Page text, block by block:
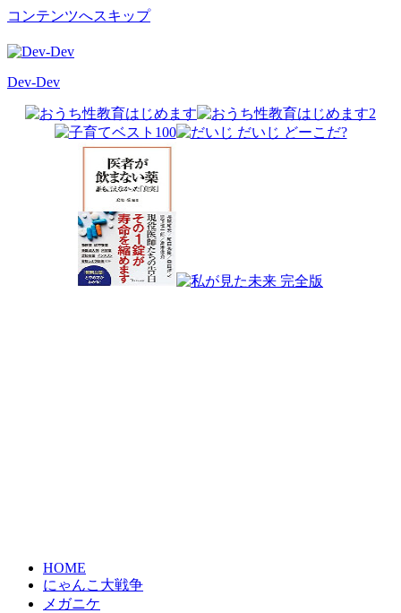
コンテンツへスキップ
Dev-Dev
HOME
にゃんこ大戦争
メガニケ